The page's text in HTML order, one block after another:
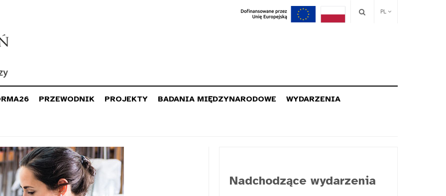
PL
PRZEWODNIK PROJEKTY BADANIA MIĘDZYNARODOWE WYDARZENIA
Nadchodzące wydarzenia